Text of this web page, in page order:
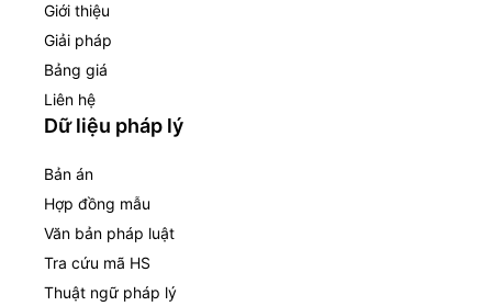
Giới thiệu
Giải pháp
Bảng giá
Liên hệ
Dữ liệu pháp lý
Bản án
Hợp đồng mẫu
Văn bản pháp luật
Tra cứu mã HS
Thuật ngữ pháp lý